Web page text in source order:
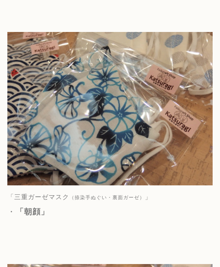
「三重ガーゼマスク （捺染手ぬぐい・裏面ガーゼ） 」
・ 「朝顔」